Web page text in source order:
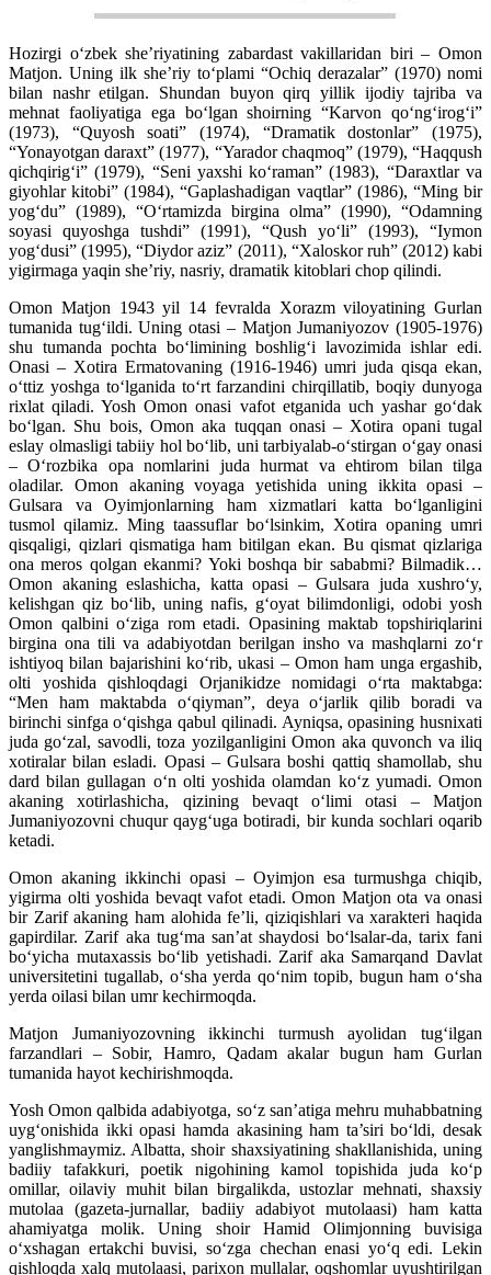
Hozirgi o‘zbek she’riyatining zabardast vakillaridan biri – Omon
Matjon. Uning ilk she’riy to‘plami “Ochiq derazalar” (1970) nomi
bilan nashr etilgan. Shundan buyon qirq yillik ijodiy tajriba va
mehnat faoliyatiga ega bo‘lgan shoirning “Karvon qo‘ng‘irog‘i”
(1973), “Quyosh soati” (1974), “Dramatik dostonlar” (1975),
“Yonayotgan daraxt” (1977), “Yarador chaqmoq” (1979), “Haqqush
qichqirig‘i” (1979), “Seni yaxshi ko‘raman” (1983), “Daraxtlar va
giyohlar kitobi” (1984), “Gaplashadigan vaqtlar” (1986), “Ming bir
yog‘du” (1989), “O‘rtamizda birgina olma” (1990), “Odamning
soyasi quyoshga tushdi” (1991), “Qush yo‘li” (1993), “Iymon
yog‘dusi” (1995), “Diydor aziz” (2011), “Xaloskor ruh” (2012) kabi
yigirmaga yaqin she’riy, nasriy, dramatik kitoblari chop qilindi.
Omon Matjon 1943 yil 14 fevralda Xorazm vi­loya­­tining Gurlan
tumanida tug‘ildi. Uning otasi – Mat­jon Jumaniyozov (1905-1976)
shu tumanda poch­­ta bo‘limining boshlig‘i lavozimida ishlar edi.
Onasi – Xotira Erma­tovaning (1916-1946) umri juda qisqa ekan,
o‘ttiz yoshga to‘lganida to‘rt farzandini chirqillatib, boqiy dunyoga
rixlat qiladi. Yosh Omon onasi vafot etganida uch yashar go‘dak
bo‘lgan. Shu bois, Omon aka tuqqan onasi – Xotira opani tugal
eslay olmasligi tabiiy hol bo‘lib, uni tarbiyalab-o‘stirgan o‘gay onasi
– O‘rozbika opa nomlarini juda hurmat va ehtirom bilan tilga
oladilar. Omon akaning voyaga yetishida uning ikkita opasi –
Gulsara va Oyim­jonlarning ham xizmatlari katta bo‘lganligini
tusmol qilamiz. Ming taassuflar bo‘lsinkim, Xotira opaning umri
qisqaligi, qizlari qismatiga ham bitilgan ekan. Bu qismat qizlariga
ona meros qolgan ekanmi? Yoki boshqa bir sababmi? Bilmadik…
Omon akaning eslashicha, katta opasi – Gulsara juda xushro‘y,
kelishgan qiz bo‘lib, uning nafis, g‘oyat bilimdonligi, odobi yosh
Omon qalbini o‘ziga rom etadi. Opasining maktab topshiriqlarini
birgina ona tili va adabiyotdan berilgan insho va mashqlarni zo‘r
ishtiyoq bilan bajarishini ko‘rib, ukasi – Omon ham unga ergashib,
olti yoshida qishloqdagi Orjanikidze nomidagi o‘rta maktabga:
“Men ham maktabda o‘qiyman”, deya o‘jarlik qilib boradi va
birinchi sinfga o‘qishga qabul qilinadi. Ayniqsa, opasining husnixati
juda go‘zal, savodli, toza yozilganligini Omon aka quvonch va iliq
xotiralar bilan esladi. Opasi – Gulsara boshi qattiq shamollab, shu
dard bilan gullagan o‘n olti yoshida olamdan ko‘z yumadi. Omon
akaning xotirlashicha, qizining bevaqt o‘limi otasi – Matjon
Jumaniyozovni chuqur qayg‘uga botiradi, bir kunda sochlari oqarib
ketadi.
Omon akaning ikkinchi opasi – Oyimjon esa turmushga chiqib,
yigirma olti yoshida bevaqt vafot etadi. Omon Matjon ota va onasi
bir Zarif akaning ham alohida fe’li, qiziqishlari va xarakteri haqida
gapirdilar. Zarif aka tug‘ma san’at shaydosi bo‘lsalar-da, tarix fani
bo‘yicha mutaxassis bo‘lib yetishadi. Zarif aka Samarqand Davlat
universitetini tugallab, o‘sha yerda qo‘nim topib, bugun ham o‘sha
yerda oilasi bilan umr kechirmoqda.
Matjon Jumaniyozovning ikkinchi turmush ayolidan tug‘ilgan
farzandlari – Sobir, Hamro, Qadam akalar bugun ham Gurlan
tumanida hayot kechirishmoqda.
Yosh Omon qalbida adabiyotga, so‘z san’atiga mehru muhabbatning
uyg‘o­ni­shida ikki opasi hamda akasining ham ta’siri bo‘ldi, desak
yanglishmaymiz. Albatta, shoir shaxsiyatining shakllanishida, uning
badiiy tafakkuri, poetik nigohining kamol topishida juda ko‘p
omillar, oilaviy muhit bilan birgalikda, ustozlar mehnati, shaxsiy
mutolaa (gazeta-jurnallar, badiiy adabiyot mutolaasi) ham katta
ahamiyatga molik. Uning shoir Hamid Olimjonning buvisiga
o‘xshagan ertakchi buvisi, so‘zga chechan enasi yo‘q edi. Lekin
qishloqda xalq mutolaasi, parixon mullalar, oqshomlar uyushtirilgan